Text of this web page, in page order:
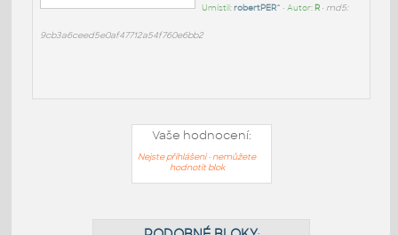
Umístil:robertPER^ • Autor: R• md5:
9cb3a6ceed5e0af47712a54f760e6bb2
Vaše hodnocení:
Nejste přihlášeni - nemůžete
hodnotit blok